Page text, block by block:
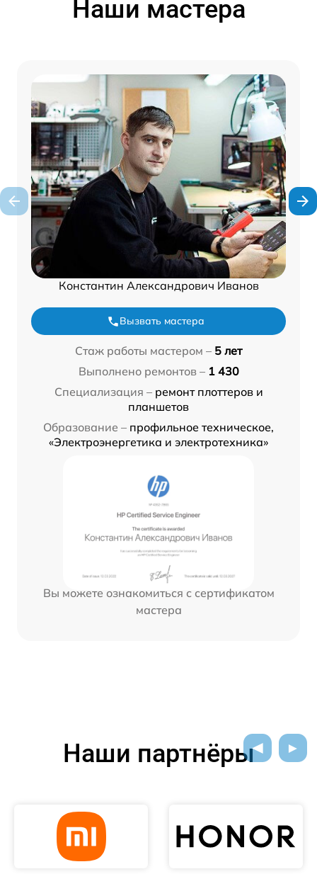
Наши мастера
Константин Александрович Иванов
Вызвать мастера
Стаж работы мастером – 5 лет
Выполнено ремонтов – 1 430
Специализация – ремонт плоттеров и
планшетов
Образование – профильное техническое,
«Электроэнергетика и электротехника»
Вы можете ознакомиться с сертификатом
мастера
Наши партнёры